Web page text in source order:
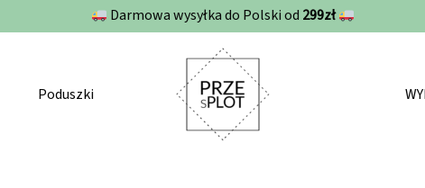
Darmowa wysyłka do Polski od 299zł
Poduszki